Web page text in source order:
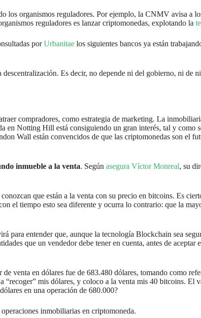
organismos reguladores. Por ejemplo, la CNMV avisa a
reguladores es lanzar criptomonedas, explotando la
porUrbanitae los siguientes bancos ya están
Es decir, no depende ni del gobierno, ni de
compradores, como estrategia de marketing. La
en Notting Hill está consiguiendo un gran interés, tal y como
Wall están convencidos de que las criptomonedas son el
inmueble a la venta. Según asegura Víctor Monreal, su
que están a la venta con su precio en bitcoins. Es
el tiempo esto sea diferente y ocurra lo contrario: que la
para entender que, aunque la tecnología Blockchain sea
que un vendedor debe tener en cuenta, antes de aceptar
venta en dólares fue de 683.480 dólares, tomando como
mis dólares, y coloco a la venta mis 40 bitcoins. El
en una operación de 680.000?
inmobiliarias en criptomoneda.